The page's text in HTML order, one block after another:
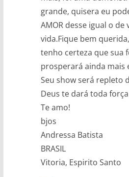
grande, quisera eu
AMOR desse igual o de
vida.Fique bem
tenho certeza que sua
prosperará ainda mais
Seu show será repleto
Deus te dará toda
Te amo!
bjos
Andressa Batista
BRASIL
Vitoria, Espirito Santo